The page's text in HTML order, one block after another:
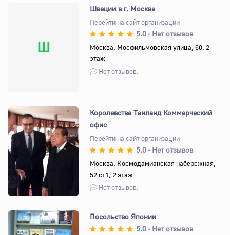
Ш
Швеции в г. Москве
Перейти на сайт организации
5.0 • Нет отзывов
Москва, Мосфильмовская улица, 60, 2
этаж
Нет отзывов.
Назад Вперед
Королевства Таиланд Коммерческий
офис
Перейти на сайт организации
5.0 • Нет отзывов
Москва, Космодамианская набережная,
52 ст1, 2 этаж
Нет отзывов.
Посольство Японии
5.0 • Нет отзывов